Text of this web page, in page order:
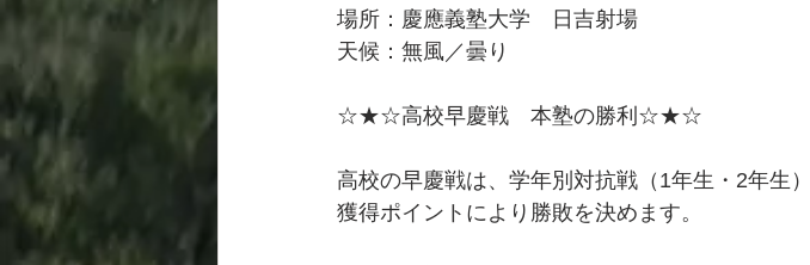
場所：慶應義塾大学　日吉射場
天候：無風／曇り
☆★☆高校早慶戦　本塾の勝利☆★☆
高校の早慶戦は、学年別対抗戦（1年生・2年生
獲得ポイントにより勝敗を決めます。